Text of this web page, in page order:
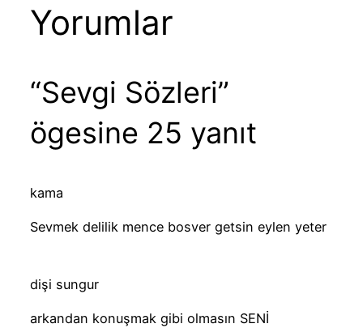
Yorumlar
“Sevgi Sözleri”
ögesine 25 yanıt
kama
Sevmek delilik mence bosver getsin eylen yeter
dişi sungur
arkandan konuşmak gibi olmasın SENİ